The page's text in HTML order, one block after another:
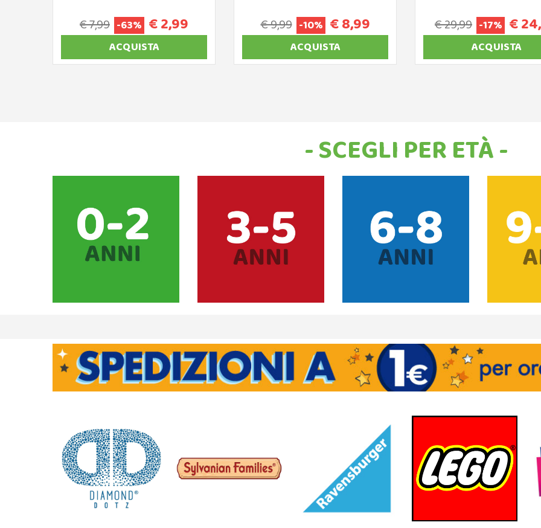
€ 7,99 -63% € 2,99
ACQUISTA
€ 9,99 -10% € 8,99
ACQUISTA
€ 29,99 -17% €
ACQUISTA
- SCEGLI PER ETÀ -